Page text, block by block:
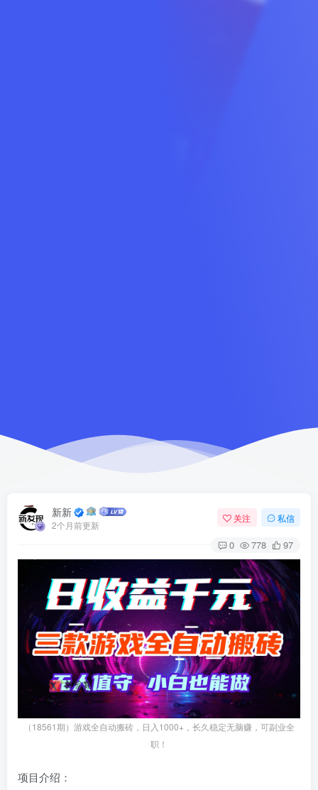
新新
2个月前更新
关注 私信
0 778 97
（18561期）游戏全自动搬砖，日入1000+，长久稳定无脑赚，可副业全
职！
项目介绍：